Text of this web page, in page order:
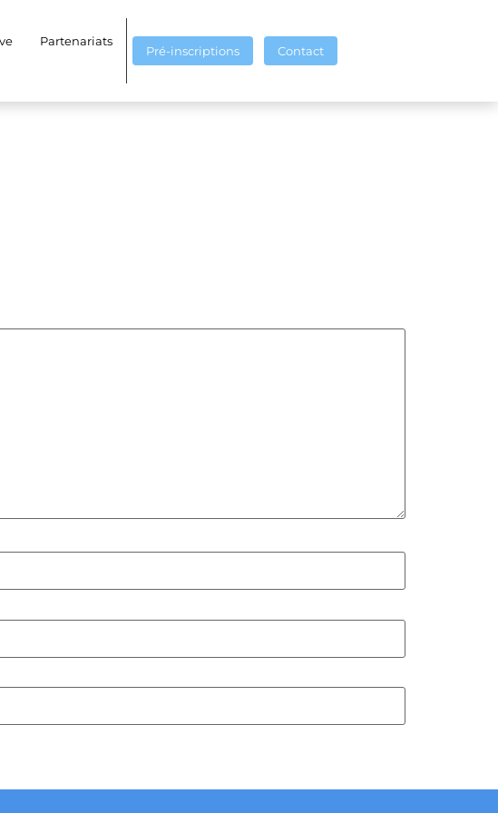
Partenariats
Pré-inscriptions Contact